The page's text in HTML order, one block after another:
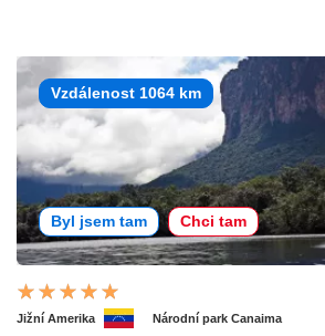
Vzdálenost 1064 km
Byl jsem tam Chci tam
Jižní Amerika Národní park Canaima